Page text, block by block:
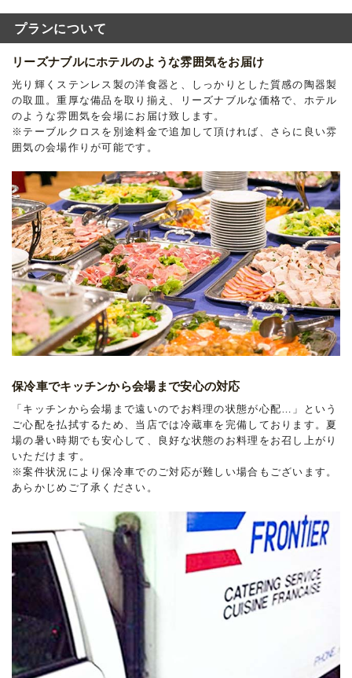
プランについて
リーズナブルにホテルのような雰囲気をお届け
光り輝くステンレス製の洋食器と、しっかりとした質感の陶器製
の取皿。重厚な備品を取り揃え、リーズナブルな価格で、ホテル
のような雰囲気を会場にお届け致します。
※テーブルクロスを別途料金で追加して頂ければ、さらに良い雰
囲気の会場作りが可能です。
保冷車でキッチンから会場まで安心の対応
「キッチンから会場まで遠いのでお料理の状態が心配…」という
ご心配を払拭するため、当店では冷蔵車を完備しております。夏
場の暑い時期でも安心して、良好な状態のお料理をお召し上がり
いただけます。
※案件状況により保冷車でのご対応が難しい場合もございます。
あらかじめご了承ください。